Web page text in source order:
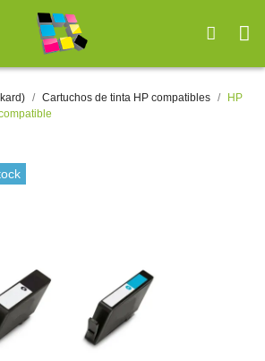
Cartuchos de tinta HP compatibles
HP